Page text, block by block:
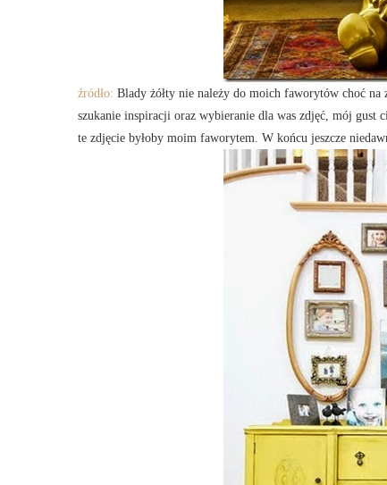
źródło: Blady żółty nie należy do moich faworytów choć na
szukanie inspiracji oraz wybieranie dla was zdjęć, mój gust
te zdjęcie byłoby moim faworytem. W końcu jeszcze